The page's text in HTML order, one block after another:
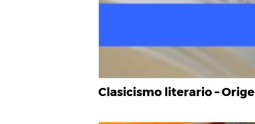
Clasicismo literario –